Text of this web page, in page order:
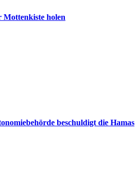
Mottenkiste holen
beschuldigt die Hamas